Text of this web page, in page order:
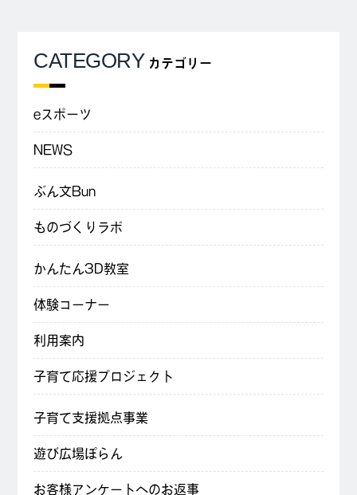
CATEGORY カテゴリー
eスポーツ
NEWS
ぶん文Bun
ものづくりラボ
かんたん3D教室
体験コーナー
利用案内
子育て応援プロジェクト
子育て支援拠点事業
遊び広場ぽらん
お客様アンケートへのお返事